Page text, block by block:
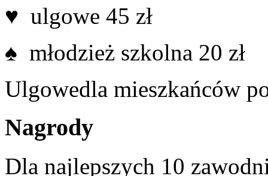
♥ ulgowe 45 zł
♠ młodzież szkolna 20 zł
Ulgowedla mieszkańców
Nagrody
Dla najlepszych 10